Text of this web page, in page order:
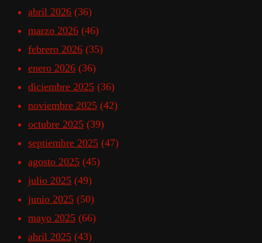
abril 2026 (36)
marzo 2026 (46)
febrero 2026 (35)
enero 2026 (36)
diciembre 2025 (36)
noviembre 2025 (42)
octubre 2025 (39)
septiembre 2025 (47)
agosto 2025 (45)
julio 2025 (49)
junio 2025 (50)
mayo 2025 (66)
abril 2025 (43)